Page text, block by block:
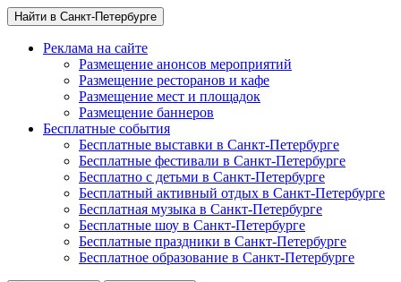
Найти в Санкт-Петербурге
Реклама на сайте
Размещение анонсов мероприятий
Размещение ресторанов и кафе
Размещение мест и площадок
Размещение баннеров
Бесплатные события
Бесплатные выставки в Санкт-Петербурге
Бесплатные фестивали в Санкт-Петербурге
Бесплатно с детьми в Санкт-Петербурге
Бесплатный активный отдых в Санкт-Петербурге
Бесплатная музыка в Санкт-Петербурге
Бесплатные шоу в Санкт-Петербурге
Бесплатные праздники в Санкт-Петербурге
Бесплатное образование в Санкт-Петербурге